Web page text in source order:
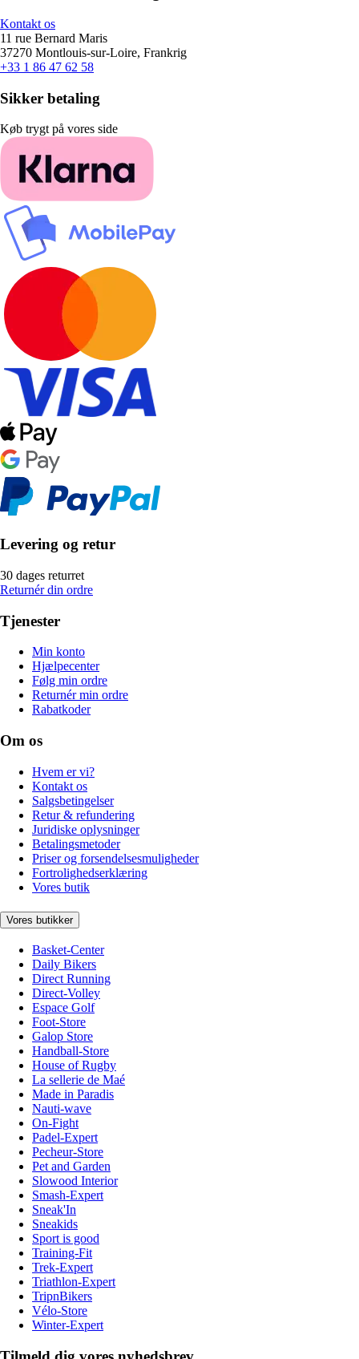
Kontakt os
11 rue Bernard Maris
37270 Montlouis-sur-Loire, Frankrig
+33 1 86 47 62 58
Sikker betaling
Køb trygt på vores side
Levering og retur
30 dages returret
Returnér din ordre
Tjenester
Min konto
Hjælpecenter
Følg min ordre
Returnér min ordre
Rabatkoder
Om os
Hvem er vi?
Kontakt os
Salgsbetingelser
Retur & refundering
Juridiske oplysninger
Betalingsmetoder
Priser og forsendelsesmuligheder
Fortrolighedserklæring
Vores butik
Vores butikker
Basket-Center
Daily Bikers
Direct Running
Direct-Volley
Espace Golf
Foot-Store
Galop Store
Handball-Store
House of Rugby
La sellerie de Maé
Made in Paradis
Nauti-wave
On-Fight
Padel-Expert
Pecheur-Store
Pet and Garden
Slowood Interior
Smash-Expert
Sneak'In
Sneakids
Sport is good
Training-Fit
Trek-Expert
Triathlon-Expert
TripnBikers
Vélo-Store
Winter-Expert